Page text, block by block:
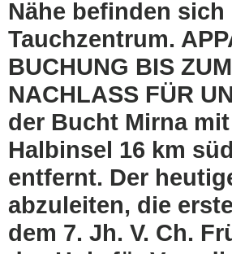
Nähe befinden
Tauchzentrum.
BUCHUNG BIS
NACHLASS FÜR
der Bucht Mirna
Halbinsel 16 km
entfernt. Der
abzuleiten, die
dem 7. Jh. V. Ch.